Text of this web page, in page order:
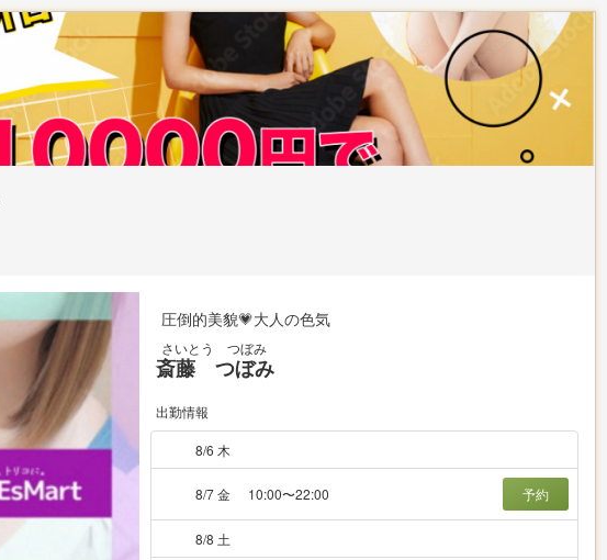
圧倒的美貌💗大人の色気
さいとう つぼみ
斎藤 つぼみ
出勤情報
8/6 木
8/7 金 10:00〜22:00 予約
8/8 土